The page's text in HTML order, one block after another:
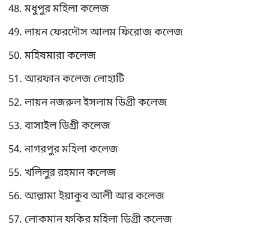
মধুপুর মহিলা কলেজ
লায়ন ফেরদৌস আলম ফিরোজ কলেজ
মহিষমারা কলেজ
আরফান কলেজ লোহাটি
লায়ন নজরুল ইসলাম ডিগ্রী কলেজ
বাসাইল ডিগ্রী কলেজ
নাগরপুর মহিলা কলেজ
খলিলুর রহমান কলেজ
আল্লামা ইয়াকুব আলী আর কলেজ
লোকমান ফকির মহিলা ডিগ্রী কলেজ